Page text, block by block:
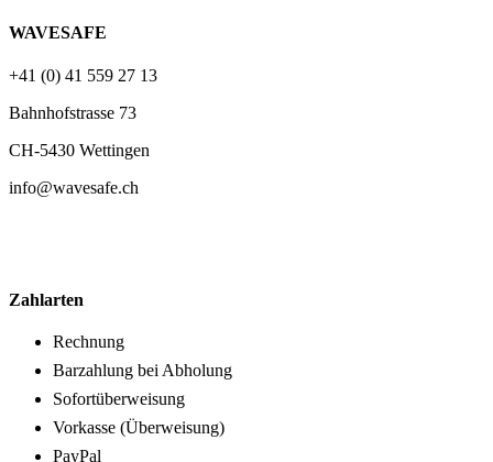
WAVESAFE
+41 (0) 41 559 27 13
Bahnhofstrasse 73
CH-5430 Wettingen
info@wavesafe.ch
Zahlarten
Rechnung
Barzahlung bei Abholung
Sofortüberweisung
Vorkasse (Überweisung)
PayPal